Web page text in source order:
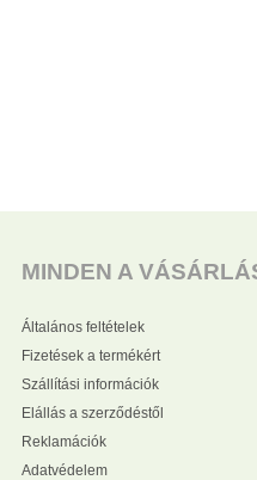
MINDEN A
Általános feltételek
Fizetések a termékért
Szállítási információk
Elállás a szerződéstől
Reklamációk
Adatvédelem